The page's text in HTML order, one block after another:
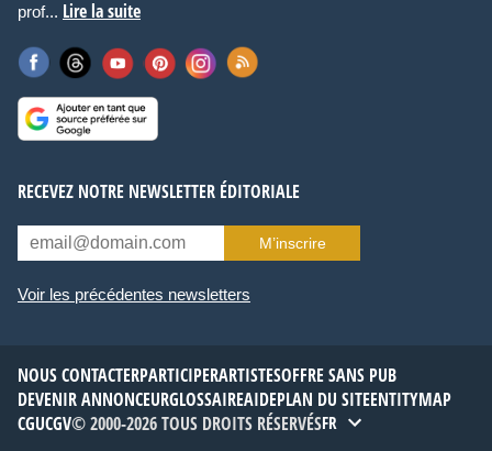
prof... Lire la suite
RECEVEZ NOTRE NEWSLETTER ÉDITORIALE
M’inscrire
Voir les précédentes newsletters
NOUS CONTACTERPARTICIPERARTISTESOFFRE SANS PUB
DEVENIR ANNONCEURGLOSSAIREAIDEPLAN DU SITEENTITYMAP
CGUCGV© 2000-2026 TOUS DROITS RÉSERVÉSFR